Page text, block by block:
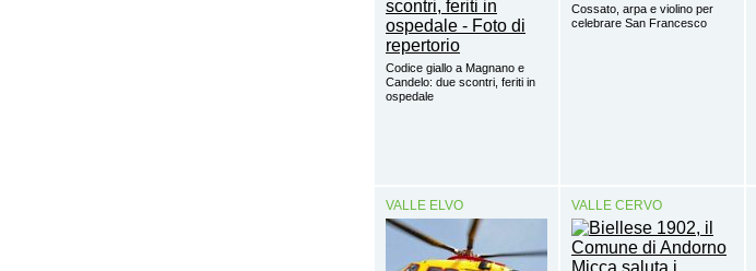
Codice giallo a Magnano e
Candelo: due scontri, feriti in
ospedale
Cossato, arpa e violino per
celebrare San Francesco
VALLE ELVO VALLE CERVO